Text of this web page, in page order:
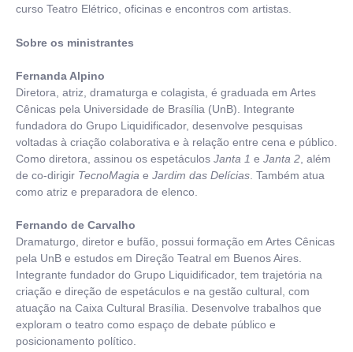
curso Teatro Elétrico, oficinas e encontros com artistas.
Sobre os ministrantes
Fernanda Alpino
Diretora, atriz, dramaturga e colagista, é graduada em Artes
Cênicas pela Universidade de Brasília (UnB). Integrante
fundadora do Grupo Liquidificador, desenvolve pesquisas
voltadas à criação colaborativa e à relação entre cena e público.
Como diretora, assinou os espetáculos Janta 1 e Janta 2, além
de co-dirigir TecnoMagia e Jardim das Delícias. Também atua
como atriz e preparadora de elenco.
Fernando de Carvalho
Dramaturgo, diretor e bufão, possui formação em Artes Cênicas
pela UnB e estudos em Direção Teatral em Buenos Aires.
Integrante fundador do Grupo Liquidificador, tem trajetória na
criação e direção de espetáculos e na gestão cultural, com
atuação na Caixa Cultural Brasília. Desenvolve trabalhos que
exploram o teatro como espaço de debate público e
posicionamento político.